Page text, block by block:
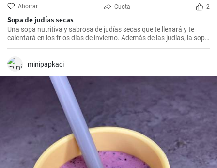
Ahorrar Cuota 2
Sopa de judías secas
Una sopa nutritiva y sabrosa de judías secas que te llenará y te
calentará en los fríos días de invierno. Además de las judías, la sopa
también tiene patatas, zanahorias y cebolla, que le dan un rico
minipapkaci